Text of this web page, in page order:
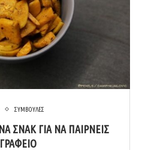
ΣΥΜΒΟΥΛΕΣ
ΣΝΑΚ ΓΙΑ ΝΑ ΠΑΊΡΝΕΙΣ